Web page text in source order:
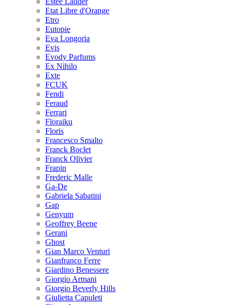
Etat Libre d'Orange
Etro
Eutopie
Eva Longoria
Evis
Evody Parfums
Ex Nihilo
Exte
FCUK
Fendi
Feraud
Ferrari
Floraiku
Floris
Francesco Smalto
Franck Boclet
Franck Olivier
Frapin
Frederic Malle
Ga-De
Gabriela Sabatini
Gap
Genyum
Geoffrey Beene
Gerani
Ghost
Gian Marco Venturi
Gianfranco Ferre
Giardino Benessere
Giorgio Armani
Giorgio Beverly Hills
Giulietta Capuleti